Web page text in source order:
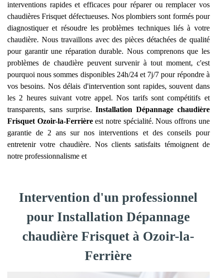
interventions rapides et efficaces pour réparer ou remplacer vos
chaudières Frisquet défectueuses. Nos plombiers sont formés pour
diagnostiquer et résoudre les problèmes techniques liés à votre
chaudière. Nous travaillons avec des pièces détachées de qualité
pour garantir une réparation durable. Nous comprenons que les
problèmes de chaudière peuvent survenir à tout moment, c'est
pourquoi nous sommes disponibles 24h/24 et 7j/7 pour répondre à
vos besoins. Nos délais d'intervention sont rapides, souvent dans
les 2 heures suivant votre appel. Nos tarifs sont compétitifs et
transparents, sans surprise.Installation Dépannage chaudière
Frisquet Ozoir-la-Ferrièreest notre spécialité. Nous offrons une
garantie de 2 ans sur nos interventions et des conseils pour
entretenir votre chaudière. Nos clients satisfaits témoignent de
notre professionnalisme et
Intervention d'un professionnel
pour Installation Dépannage
chaudière Frisquet à Ozoir-la-
Ferrière